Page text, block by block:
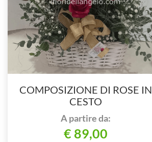
COMPOSIZIONE DI ROSE IN
CESTO
A partire da:
€ 89,00